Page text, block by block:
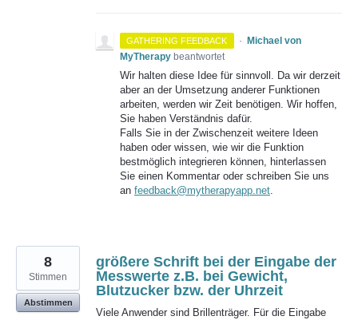
GATHERING FEEDBACK ·
Michael von
MyTherapy beantwortet
Wir halten diese Idee für sinnvoll. Da wir derzeit
aber an der Umsetzung anderer Funktionen
arbeiten, werden wir Zeit benötigen. Wir hoffen,
Sie haben Verständnis dafür.
Falls Sie in der Zwischenzeit weitere Ideen
haben oder wissen, wie wir die Funktion
bestmöglich integrieren können, hinterlassen
Sie einen Kommentar oder schreiben Sie uns
an feedback@mytherapyapp.net.
größere Schrift bei der Eingabe der
Messwerte z.B. bei Gewicht,
Blutzucker bzw. der Uhrzeit
Viele Anwender sind Brillenträger. Für die Eingabe
8
Stimmen
Abstimmen